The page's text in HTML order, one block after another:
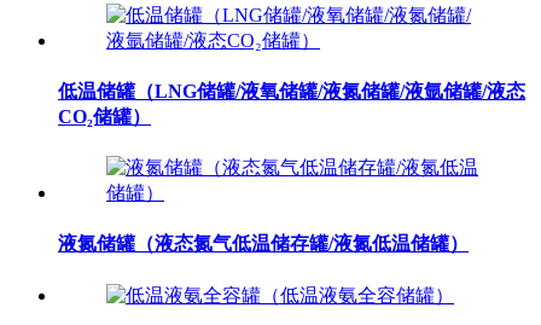
低温储罐（LNG储罐/液氧储罐/液氮储罐/液氩储罐/液态
CO₂储罐）
液氮储罐（液态氮气低温储存罐/液氮低温储罐）